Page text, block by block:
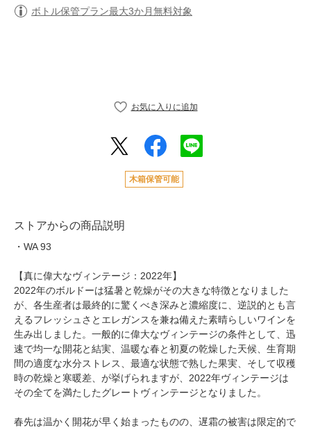
ボトル保管プラン最大3か月無料対象
木箱保管可能
ストアからの商品説明
・WA 93
【真に偉大なヴィンテージ：2022年】
2022年のボルドーは猛暑と乾燥がその大きな特徴となりました
が、各生産者は最終的に驚くべき深みと濃縮度に、逆説的とも言
えるフレッシュさとエレガンスを兼ね備えた素晴らしいワインを
生み出しました。一般的に偉大なヴィンテージの条件として、迅
速で均一な開花と結実、温暖な春と初夏の乾燥した天候、生育期
間の適度な水分ストレス、最適な状態で熟した果実、そして収穫
時の乾燥と寒暖差、が挙げられますが、2022年ヴィンテージは
その全てを満たしたグレートヴィンテージとなりました。
春先は温かく開花が早く始まったものの、遅霜の被害は限定的で